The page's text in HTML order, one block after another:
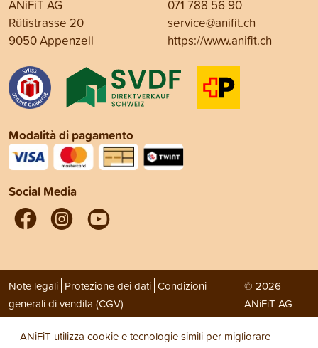
ANiFiT AG
Rütistrasse 20
9050 Appenzell
071 788 56 90
service@anifit.ch
https://www.anifit.ch
Modalità di pagamento
Social Media
Note legali Protezione dei dati Condizioni
generali di vendita (CGV)
© 2026
ANiFiT AG
ANiFiT utilizza cookie e tecnologie simili per migliorare